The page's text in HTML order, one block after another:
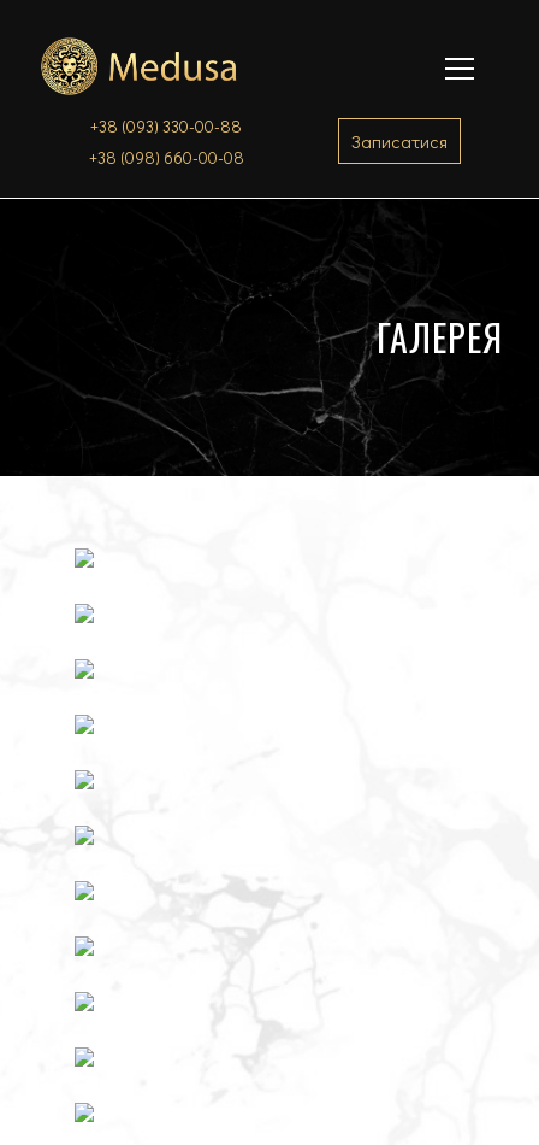
+38 (093) 330-00-88
+38 (098) 660-00-08
Записатися
ГАЛЕРЕЯ